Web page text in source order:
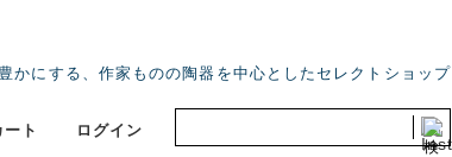
かにする、作家ものの陶器を中心としたセレクトショップ
ート ログイン